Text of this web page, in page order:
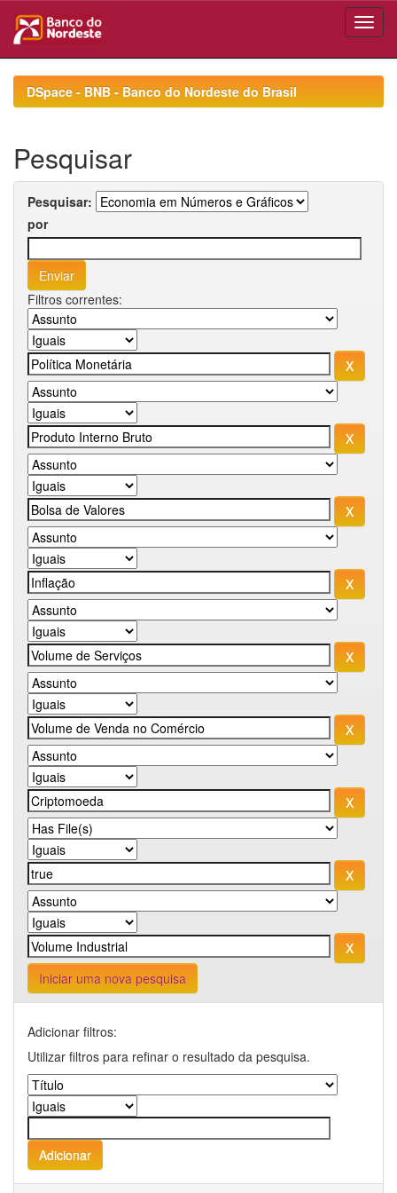
navigationDSpace - BNB - Banco do Nordeste do Brasil
Pesquisar
Pesquisar:
por
Filtros correntes:
Iniciar uma nova pesquisa
Adicionar filtros:
Utilizar filtros para refinar o resultado da pesquisa.